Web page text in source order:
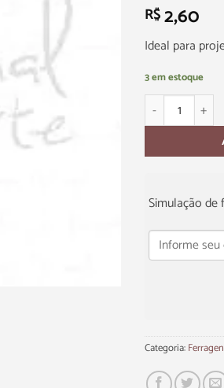
R$2,60
Ideal para
3 em estoque
Simulação de
Categoria: